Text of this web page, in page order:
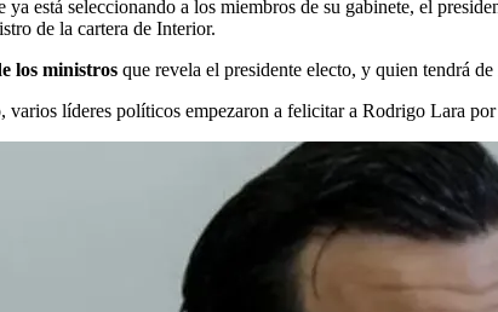
está seleccionando a los miembros de su gabinete, el
de la cartera de Interior.
los ministros que revela el presidente electo, y quien tendrá
líderes políticos empezaron a felicitar a Rodrigo Lara